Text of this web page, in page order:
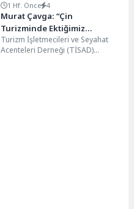
1 Hf. Önce 4
Murat Çavga: “Çin
Turizminde Ektiğimiz
Tohumlar Filiz Vermeye
Başladı”
Turizm İşletmecileri ve Seyahat
Acenteleri Derneği (TİSAD)